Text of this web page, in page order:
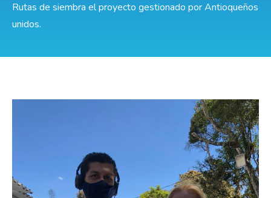
Rutas de siembra el proyecto gestionado por Antioqueños
unidos.